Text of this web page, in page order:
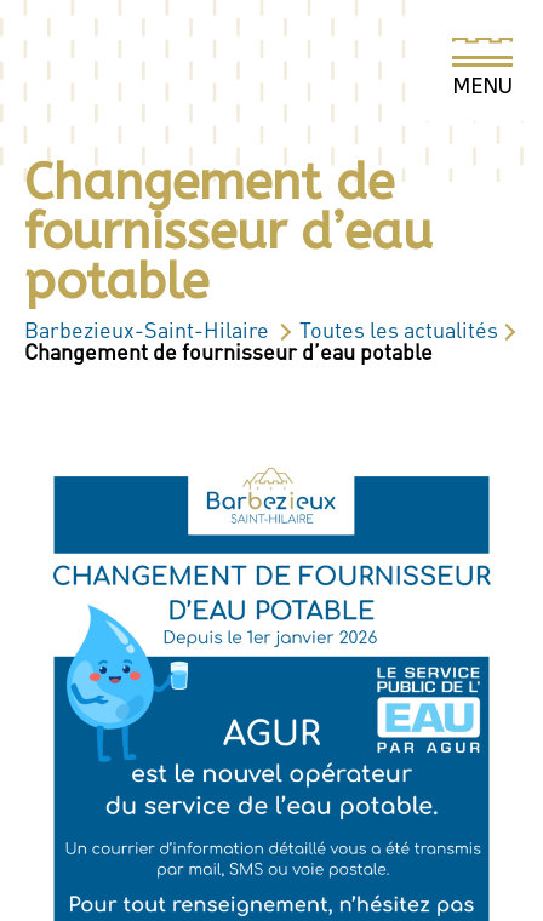
Changement de
fournisseur d’eau
potable
Barbezieux-Saint-Hilaire Toutes les actualités
Changement de fournisseur d’eau potable